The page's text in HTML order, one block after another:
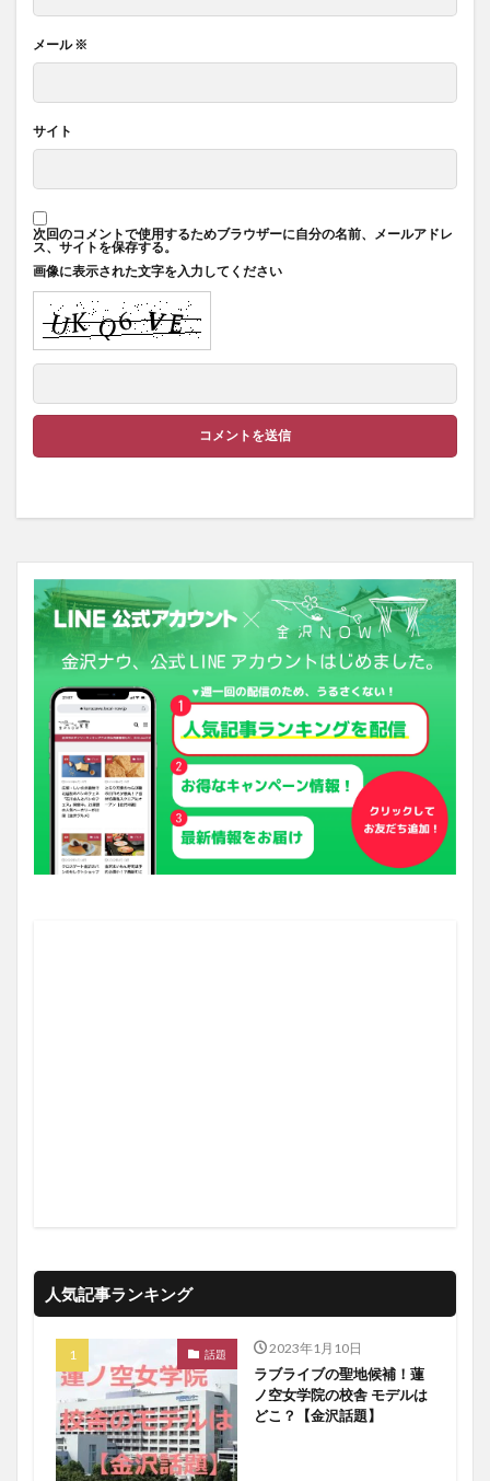
メール※
サイト
次回のコメントで使用するためブラウザーに自分の名前、メールアドレ
ス、サイトを保存する。
画像に表示された文字を入力してください
人気記事ランキング
話題 2023年1月10日
ラブライブの聖地候補！蓮
ノ空女学院の校舎 モデルは
どこ？【金沢話題】